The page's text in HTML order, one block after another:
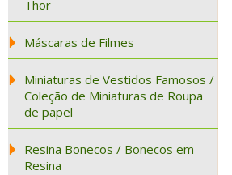
Thor
Máscaras de Filmes
Miniaturas de Vestidos Famosos /
Coleção de Miniaturas de Roupa
de papel
Resina Bonecos / Bonecos em
Resina